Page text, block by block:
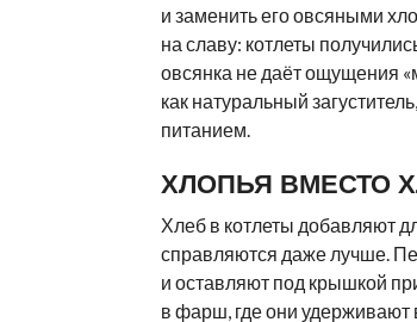
и заменить его овсяными
на славу: котлеты
овсянка не даёт ощущения
как натуральный
питанием.
ХЛОПЬЯ ВМЕСТО
Хлеб в котлеты добавляют
справляются даже лучше.
и оставляют под крышкой
в фарш, где они удерживают